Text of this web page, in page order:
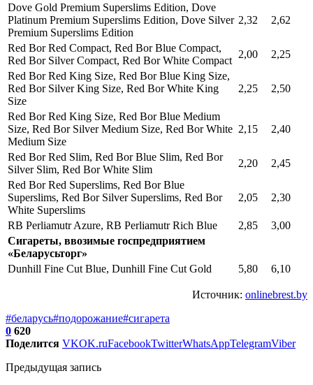
Dove Gold Premium Superslims Edition, Dove
Platinum Premium Superslims Edition, Dove Silver
Premium Superslims Edition
2,32 2,62
Red Bor Red Compact, Red Bor Blue Compact,
Red Bor Silver Compact, Red Bor White Compact
2,00
2,25
Red Bor Red King Size, Red Bor Blue King Size,
Red Bor Silver King Size, Red Bor White King
Size
2,25 2,50
Red Bor Red King Size, Red Bor Blue Medium
Size, Red Bor Silver Medium Size, Red Bor White
Medium Size
2,15 2,40
Red Bor Red Slim, Red Bor Blue Slim, Red Bor
Silver Slim, Red Bor White Slim
2,20
2,45
Red Bor Red Superslims, Red Bor Blue
Superslims, Red Bor Silver Superslims, Red Bor
White Superslims
2,05 2,30
RB Perliamutr Azure, RB Perliamutr Rich Blue 2,85
3,00
Сигареты, ввозимые госпредприятием
«Беларусьторг»
Dunhill Fine Cut Blue, Dunhill Fine Cut Gold
5,80 6,10
Источник: onlinebrest.by
#беларусь#подорожание#сигарета
0 620
Поделится VKOK.ruFacebookTwitterWhatsAppTelegramViber
Предыдущая запись